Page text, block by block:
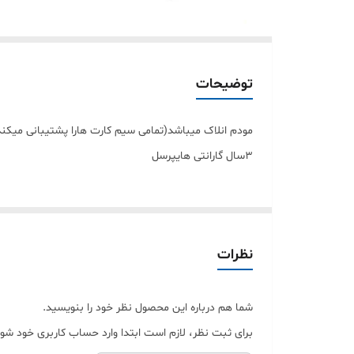
توضیحات
مودم انلاک میباشد(تمامی سیم کارت هارا پشتیبانی
3سال گارانتی هایپرسل
نظرات
شما هم درباره این محصول نظر خود را بنویسید.
برای ثبت نظر، لازم است ابتدا وارد حساب کاربری خود